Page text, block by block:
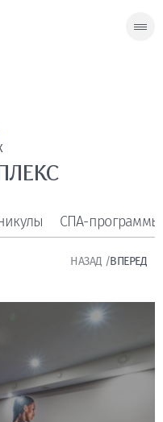
СПА-программы
НАЗАД /ВПЕРЕД